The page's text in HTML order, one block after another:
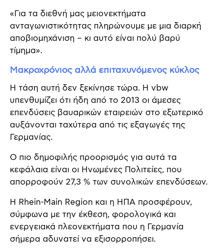
«Για τα διεθνή μας μειονεκτήματα
ανταγωνιστικότητας πληρώνουμε με μια διαρκή
αποβιομηχάνιση – κι αυτό είναι πολύ βαρύ
τίμημα».
Μακροχρόνιος αλλά επιταχυνόμενος κύκλος
Η τάση αυτή δεν ξεκίνησε τώρα. Η vbw
υπενθυμίζει ότι ήδη από το 2013 οι άμεσες
επενδύσεις βαυαρικών εταιρειών στο εξωτερικό
αυξάνονται ταχύτερα από τις εξαγωγές της
Γερμανίας.
Ο πιο δημοφιλής προορισμός για αυτά τα
κεφάλαια είναι οι Ηνωμένες Πολιτείες, που
απορροφούν 27,3 % των συνολικών επενδύσεων.
Η Rhein-Main Region και η ΗΠΑ προσφέρουν,
σύμφωνα με την έκθεση, φορολογικά και
ενεργειακά πλεονεκτήματα που η Γερμανία
σήμερα αδυνατεί να εξισορροπήσει.